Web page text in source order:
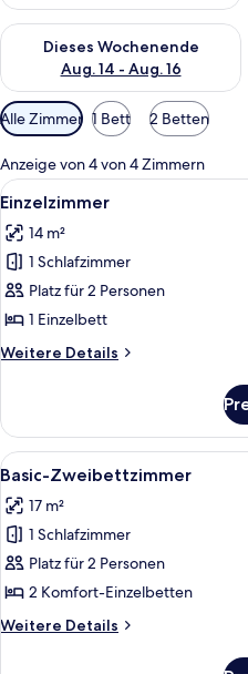
Dieses Wochenende
Aug. 14 - Aug. 16
Überprüfe die Verfügbarkeit
Verfügbare
Filter
für
Zimmer
Alle Zimmer 1 Bett 2 Betten
Anzeige von 4 von 4 Zimmern
Alle
Fotos
für
Einzelzimmer
anzeigen
5
Einzelzimmer
14 m²
1 Schlafzimmer
Platz für 2 Personen
1 Einzelbett
Weitere Details
Weitere
Alle
Fotos
für
Basic-
Zweibettzimmer
anzeigen
4
Basic-Zweibettzimmer
17 m²
1 Schlafzimmer
Platz für 2 Personen
2 Komfort-Einzelbetten
Weitere Details
Weitere